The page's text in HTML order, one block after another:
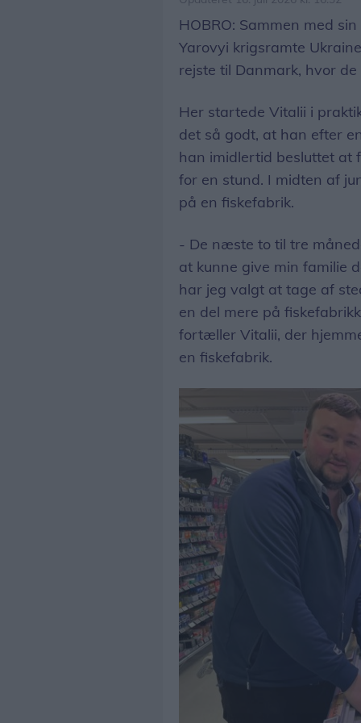
HOBRO: Sammen med
Yarovyi krigsramte
rejste til Danmark, hvor
Her startede Vitalii i
det så godt, at han efter
han imidlertid besluttet at
for en stund. I midten af
på en fiskefabrik.
- De næste to til tre
at kunne give min familie
har jeg valgt at tage af
en del mere på
fortæller Vitalii, der
en fiskefabrik.